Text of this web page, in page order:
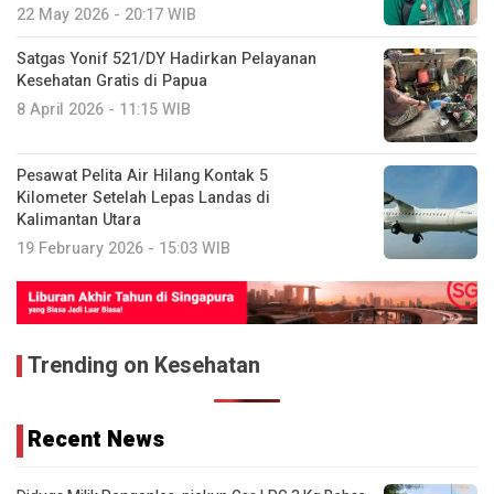
22 May 2026 - 20:17 WIB
Satgas Yonif 521/DY Hadirkan Pelayanan
Kesehatan Gratis di Papua
8 April 2026 - 11:15 WIB
Pesawat Pelita Air Hilang Kontak 5
Kilometer Setelah Lepas Landas di
Kalimantan Utara
19 February 2026 - 15:03 WIB
Trending on Kesehatan
Recent News